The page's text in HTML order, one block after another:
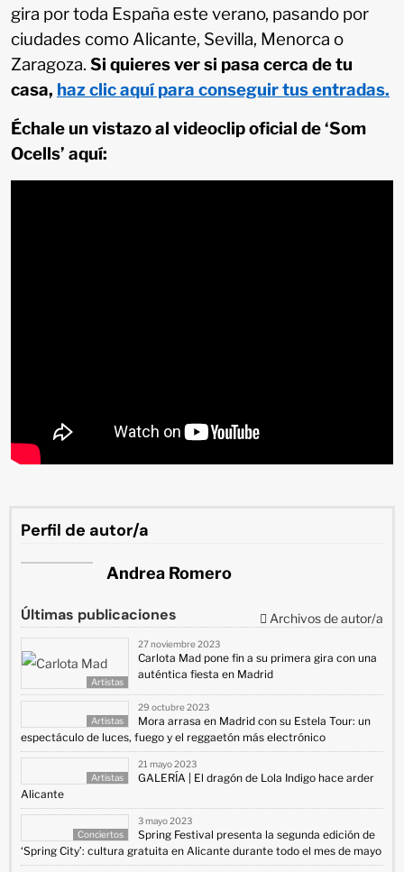
gira por toda España este verano, pasando por
ciudades como Alicante, Sevilla, Menorca o
Zaragoza. Si quieres ver si pasa cerca de tu
casa, haz clic aquí para conseguir tus entradas.
Échale un vistazo al videoclip oficial de ‘Som
Ocells’ aquí:
Perfil de autor/a
Andrea Romero
Últimas publicaciones Archivos de autor/a
Artistas
27 noviembre 2023
Carlota Mad pone fin a su primera gira con una
auténtica fiesta en Madrid
Artistas
29 octubre 2023
Mora arrasa en Madrid con su Estela Tour: un
espectáculo de luces, fuego y el reggaetón más electrónico
Artistas
21 mayo 2023
GALERÍA | El dragón de Lola Indigo hace arder
Alicante
Conciertos
3 mayo 2023
Spring Festival presenta la segunda edición de
‘Spring City’: cultura gratuita en Alicante durante todo el mes de mayo